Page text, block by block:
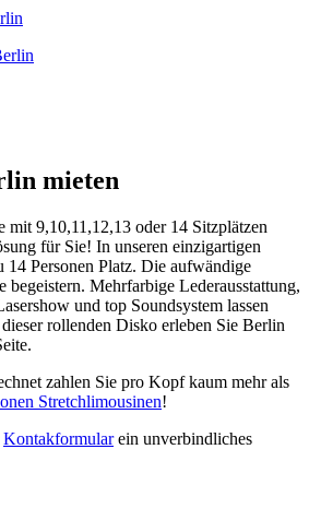
mieten
mit 9,10,11,12,13 oder 14 Sitzplätzen
für Sie! In unseren einzigartigen
14 Personen Platz. Die aufwändige
begeistern. Mehrfarbige Lederausstattung,
und top Soundsystem lassen
rollenden Disko erleben Sie Berlin
zahlen Sie pro Kopf kaum mehr als
Stretchlimousinen!
Kontakformularein unverbindliches